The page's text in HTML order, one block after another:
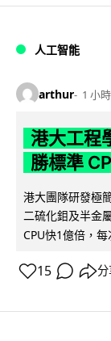
人工智能
arthur 1 小時
港大工程
勝標準
港大團隊研發極
二硫化鉬及半金
CPU快1億倍，
15